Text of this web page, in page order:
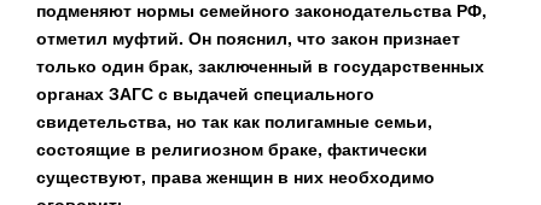
подменяют нормы семейного законодательства РФ,
отметил муфтий. Он пояснил, что закон признает
только один брак, заключенный в государственных
органах ЗАГС с выдачей специального
свидетельства, но так как полигамные семьи,
состоящие в религиозном браке, фактически
существуют, права женщин в них необходимо